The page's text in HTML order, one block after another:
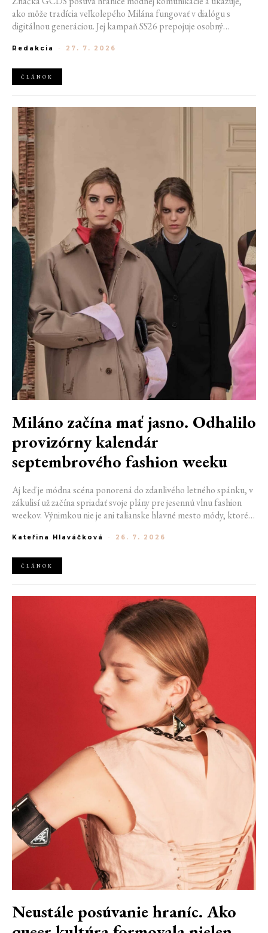
ako môže tradícia veľkolepého Milána fungovať v dialógu s
digitálnou generáciou. Jej kampaň SS26 prepojuje osobný
spôsob, akým dnes módu vnímame a zdieľame. Zároveň
trendy a vytvárať autentické spojenie medzi módou, digitálnym
prostredím a každodenným životom mladej generácie.
Redakcia - 27. 7. 2026
ČLÁNOK
Miláno začína mať jasno. Odhalilo
provizórny kalendár
septembrového fashion weeku
Aj keď je módna scéna ponorená do zdanlivého letného spánku, v
zákulisí už začína spriadať svoje plány pre jesennú vlnu fashion
weekov. Výnimkou nie je ani talianske hlavné mesto módy, ktoré
od 22. do 28. septembra privíta tradičné mená, pozornosť však
značky Moschino.
Kateřina Hlaváčková - 26. 7. 2026
ČLÁNOK
Neustále posúvanie hraníc. Ako